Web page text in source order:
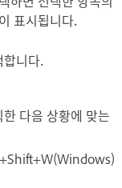
표시됩니다.
니다.
다음 상황에 맞는